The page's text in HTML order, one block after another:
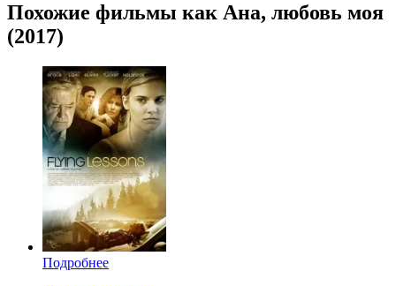
Похожие фильмы как Ана, любовь моя
(2017)
Подробнее